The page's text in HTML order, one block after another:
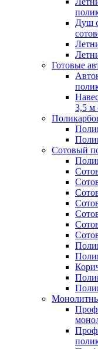
Душ
Готовые
3,5 м
Сотовый